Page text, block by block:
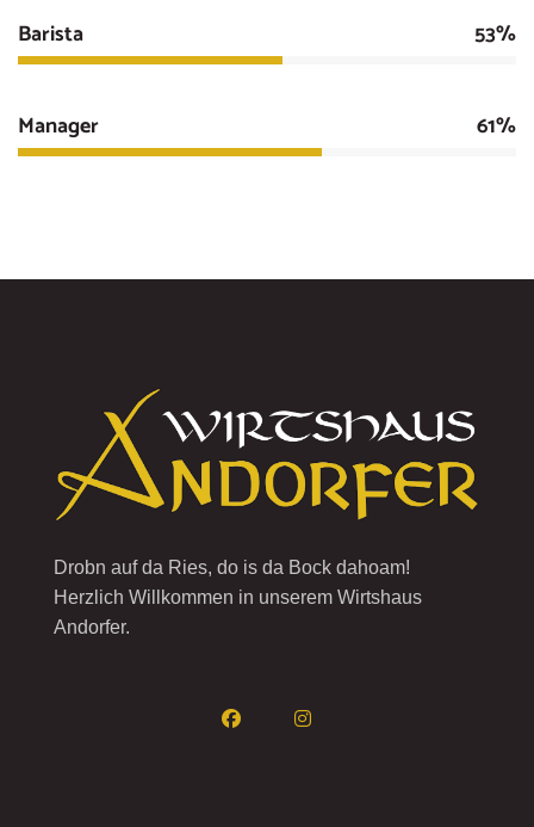
Barista 53%
Manager 61%
Drobn auf da Ries, do is da Bock dahoam!
Herzlich Willkommen in unserem Wirtshaus
Andorfer.